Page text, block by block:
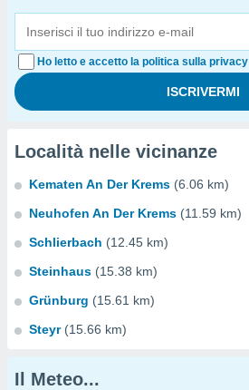
Ho letto e accetto la politica sulla privacy
Località nelle vicinanze
Kematen An Der Krems (6.06 km)
Neuhofen An Der Krems (11.59 km)
Schlierbach (12.45 km)
Steinhaus (15.38 km)
Grünburg (15.61 km)
Steyr (15.66 km)
Il Meteo...